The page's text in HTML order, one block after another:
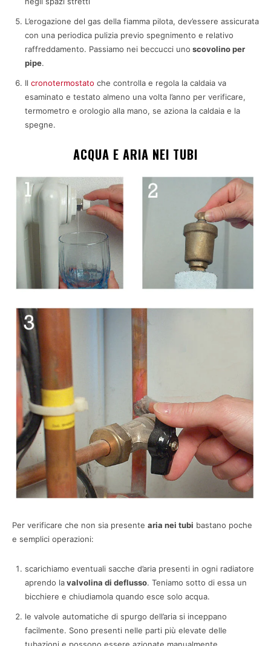
L’erogazione del gas della fiamma pilota, dev’essere assicurata
con una periodica pulizia previo spegnimento e relativo
raffreddamento. Passiamo nei beccucci uno scovolino per
pipe.
Il cronotermostato che controlla e regola la caldaia va
esaminato e testato almeno una volta l’anno per verificare,
termometro e orologio alla mano, se aziona la caldaia e la
spegne.
ACQUA E ARIA NEI TUBI
Per verificare che non sia presente aria nei tubi bastano poche
e semplici operazioni:
scarichiamo eventuali sacche d’aria presenti in ogni radiatore
aprendo lavalvolina di deflusso. Teniamo sotto di essa un
bicchiere e chiudiamola quando esce solo acqua.
le valvole automatiche di spurgo dell’aria si inceppano
facilmente. Sono presenti nelle parti più elevate delle
tubazioni e possono essere azionate manualmente.